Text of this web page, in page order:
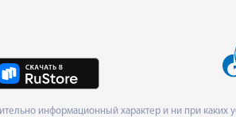
информационный характер и ни при каких